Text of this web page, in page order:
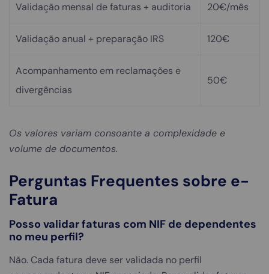
Validação mensal de faturas + auditoria 20€/mês
Validação anual + preparação IRS 120€
Acompanhamento em reclamações e
divergências
50€
Os valores variam consoante a complexidade e
volume de documentos.
Perguntas Frequentes sobre e-
Fatura
Posso validar faturas com NIF de dependentes
no meu perfil?
Não. Cada fatura deve ser validada no perfil